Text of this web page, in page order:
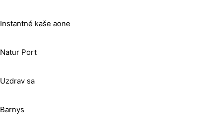
Instantné kaše aone
Natur Port
Uzdrav sa
Barnys